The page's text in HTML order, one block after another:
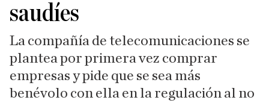
saudíes
La compañía de telecomunicaciones se
plantea por primera vez comprar
empresas y pide que se sea más
benévolo con ella en la regulación al no